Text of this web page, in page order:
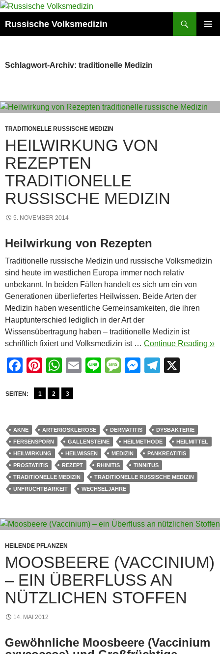
Zum
springen
Russische Volksmedizin
Schlagwort-Archiv: traditionelle Medizin
TRADITIONELLE RUSSISCHE MEDIZIN
HEILWIRKUNG VON
REZEPTEN
TRADITIONELLE
RUSSISCHE MEDIZIN
5. NOVEMBER 2014
Heilwirkung von Rezepten
Traditionelle russische Medizin und russische Volksmedizin
sind heute im westlichen Europa immer noch relativ
unbekannt. In beiden Fällen handelt es sich um ein von
Generationen überliefertes Heilwissen. Beide Arten der
Medizin haben wesentliche Gemeinsamkeiten, die ihren
Hauptunterschied lediglich in der Art der
Wissensübertragung haben – traditionelle Medizin ist
schriftlich fixiert und Volksmedizin ist … Continue Reading ››
F
c
b
o
o
k
Pi
er
st
W
at
A
p
p
E
Li
M
g
e
M
n
g
er
T
a
m
SEITEN: 1 2 3
AKNE ARTERIOSKLEROSE DERMATITIS
DYSBAKTERIE
FERSENSPORN
GALLENSTEINE HEILMETHODE
HEILMITTEL
HEILWIRKUNG
HEILWISSEN MEDIZIN
PANKREATITIS
PROSTATITIS
REZEPT RHINITIS
TINNITUS
TRADITIONELLE MEDIZIN
TRADITIONELLE RUSSISCHE MEDIZIN
UNFRUCHTBARKEIT
WECHSELJAHRE
HEILENDE PFLANZEN
MOOSBEERE (VACCINIUM)
– EIN ÜBERFLUSS AN
NÜTZLICHEN STOFFEN
14. MAI 2012
Gewöhnliche Moosbeere (Vaccinium